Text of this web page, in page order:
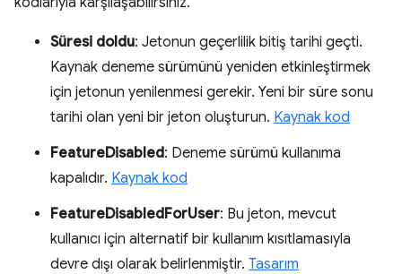
Süresi doldu: Jetonun geçerlilik bitiş tarihi geçti.
Kaynak deneme sürümünü yeniden etkinleştirmek
için jetonun yenilenmesi gerekir. Yeni bir süre sonu
tarihi olan yeni bir jeton oluşturun. Kaynak kod
FeatureDisabled: Deneme sürümü kullanıma
kapalıdır. Kaynak kod
FeatureDisabledForUser: Bu jeton, mevcut
kullanıcı için alternatif bir kullanım kısıtlamasıyla
devre dışı olarak belirlenmiştir. Tasarım